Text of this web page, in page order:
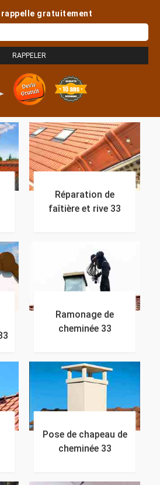
rappelle gratuitement
Réparation de
faîtière et rive 33
Ramonage de
cheminée 33
Pose de chapeau de
cheminée 33